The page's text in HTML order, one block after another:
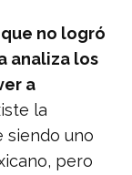
no logró
analiza los
a
la
siendo uno
pero